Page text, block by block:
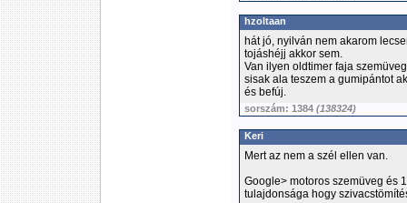
hzoltaan
hát jó, nyilván nem akarom
tojáshéjj akkor sem.
Van ilyen oldtimer faja
sisak ala teszem a gumipántot
és befúj.
sorszám: 1384 (138324)
Keri
Mert az nem a szél ellen van.
Google> motoros szemüveg és
tulajdonsága hogy